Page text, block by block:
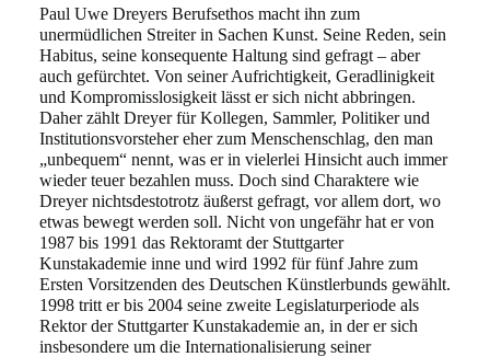
Paul Uwe Dreyers Berufsethos macht ihn zum
unermüdlichen Streiter in Sachen Kunst. Seine Reden, sein
Habitus, seine konsequente Haltung sind gefragt – aber
auch gefürchtet. Von seiner Aufrichtigkeit, Geradlinigkeit
und Kompromisslosigkeit lässt er sich nicht abbringen.
Daher zählt Dreyer für Kollegen, Sammler, Politiker und
Institutionsvorsteher eher zum Menschenschlag, den man
„unbequem“ nennt, was er in vielerlei Hinsicht auch immer
wiederteuer bezahlen muss. Doch sind Charaktere wie
Dreyer nichtsdestotrotz äußerst gefragt, vorallem dort, wo
etwas bewegt werden soll. Nicht von ungefähr hat er von
1987 bis 1991 das Rektoramt der Stuttgarter
Kunstakademie inne und wird 1992 für fünf Jahre zum
Ersten Vorsitzenden des Deutschen Künstlerbunds gewählt.
1998 tritt er bis 2004 seine zweite Legislaturperiode als
Rektor der Stuttgarter Kunstakademie an, in der er sich
insbesondere um die Internationalisierung seiner